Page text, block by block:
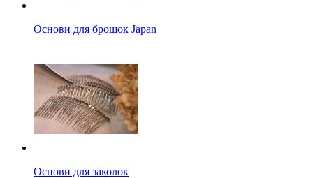
Основи для брошок Japan
Основи для заколок